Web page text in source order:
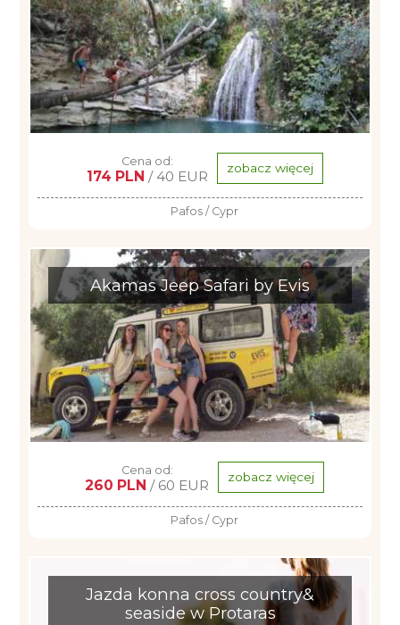
Cena od:
174 PLN / 40 EUR zobacz więcej
Pafos / Cypr
Akamas Jeep Safari by Evis
Cena od:
260 PLN / 60 EUR zobacz więcej
Pafos / Cypr
Jazda konna cross country&
seaside w Protaras